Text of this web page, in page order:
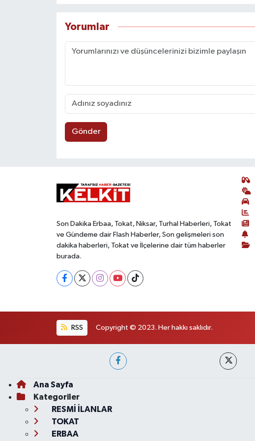
Yorumlar
Gönder
Son Dakika Erbaa, Tokat, Niksar, Turhal Haberleri, Tokat
ve Gündeme dair Flash Haberler, Son gelişmeleri son
dakika haberleri, Tokat ve İlçelerine dair tüm haberler
burada.
RSS Copyright © 2023. Her hakkı saklıdır.
Ana Sayfa
Kategoriler
RESMİ İLANLAR
TOKAT
ERBAA